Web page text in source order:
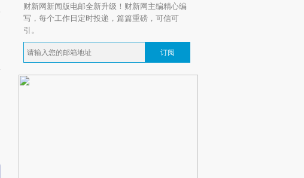
财新网新闻版电邮全新升级！财新网主编精心编
写，每个工作日定时投递，篇篇重磅，可信可
引。
订阅